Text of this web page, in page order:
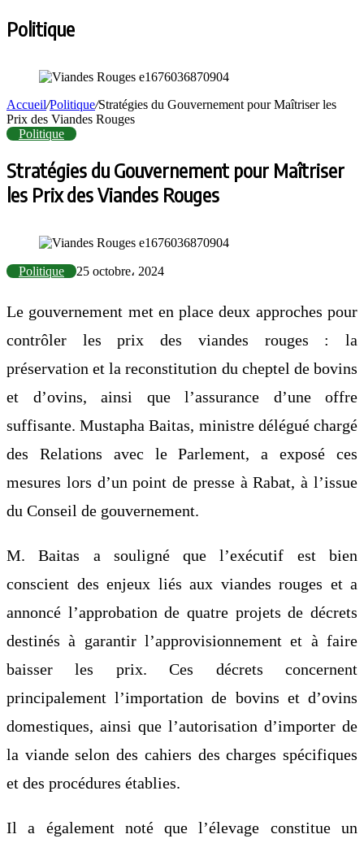
Politique
Accueil/Politique/Stratégies du Gouvernement pour Maîtriser les
Prix des Viandes Rouges
Politique
Stratégies du Gouvernement pour Maîtriser
les Prix des Viandes Rouges
Politique 25 octobre، 2024
Le gouvernement met en place deux approches pour
contrôler les prix des viandes rouges : la
préservation et la reconstitution du cheptel de bovins
et d’ovins, ainsi que l’assurance d’une offre
suffisante. Mustapha Baitas, ministre délégué chargé
des Relations avec le Parlement, a exposé ces
mesures lors d’un point de presse à Rabat, à l’issue
du Conseil de gouvernement.
M. Baitas a souligné que l’exécutif est bien
conscient des enjeux liés aux viandes rouges et a
annoncé l’approbation de quatre projets de décrets
destinés à garantir l’approvisionnement et à faire
baisser les prix. Ces décrets concernent
principalement l’importation de bovins et d’ovins
domestiques, ainsi que l’autorisation d’importer de
la viande selon des cahiers des charges spécifiques
et des procédures établies.
Il a également noté que l’élevage constitue un